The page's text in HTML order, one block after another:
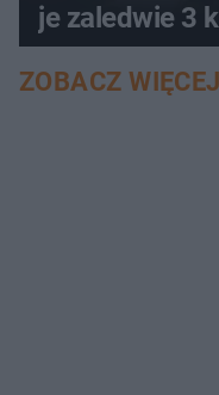
je zaledwie 3
ZOBACZ WIĘCEJ